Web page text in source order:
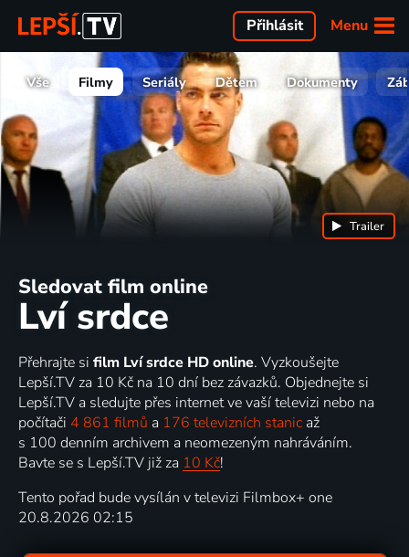
Menu
Přihlásit
Vše Filmy Seriály Dětem Dokumenty
Sledovat film online
Lví srdce
Trailer
Přehrajte si film Lví srdce HD online. Vyzkoušejte
Lepší.TV za 10 Kč na 10 dní bez závazků. Objednejte si
Lepší.TV a sledujte přes internet ve vaší televizi nebo na
počítači 4 861 filmů a 176 televizních stanic až
s 100 denním archivem a neomezeným nahráváním.
Bavte se s Lepší.TV již za 10 Kč!
Tento pořad bude vysílán v televizi Filmbox+ one
20.8.2026 02:15